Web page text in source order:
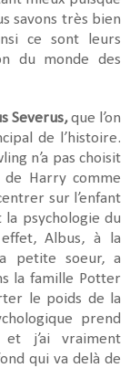
savons très bien
ce sont leurs
du monde des
Severus,que l’on
de l’histoire.
n’a pas choisit
Harry comme
sur l’enfant
psychologie du
Albus, à la
petite soeur, a
la famille Potter
le poids de la
prend
et j’ai vraiment
qui va delà de